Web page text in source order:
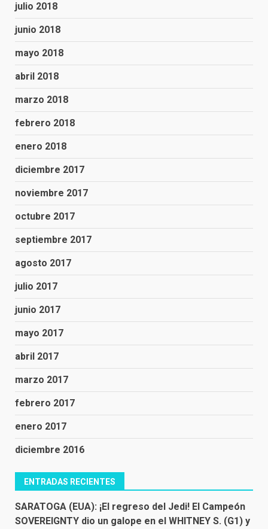
julio 2018
junio 2018
mayo 2018
abril 2018
marzo 2018
febrero 2018
enero 2018
diciembre 2017
noviembre 2017
octubre 2017
septiembre 2017
agosto 2017
julio 2017
junio 2017
mayo 2017
abril 2017
marzo 2017
febrero 2017
enero 2017
diciembre 2016
ENTRADAS RECIENTES
SARATOGA (EUA): ¡El regreso del Jedi! El Campeón
SOVEREIGNTY dio un galope en el WHITNEY S. (G1) y